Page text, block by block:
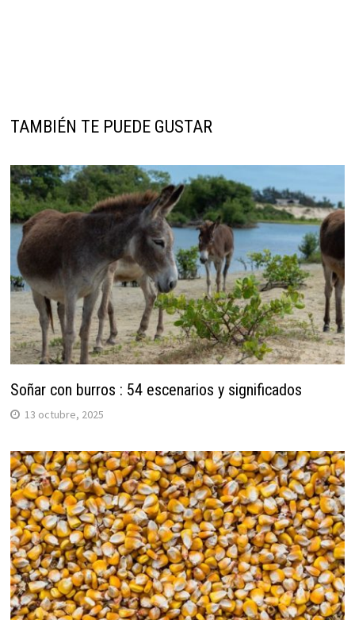
TAMBIÉN TE PUEDE GUSTAR
Soñar con burros : 54 escenarios y significados
13 octubre, 2025